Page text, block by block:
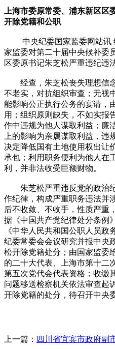
上海市委原常委、浦东新区
开除党籍和公职
中央纪委国家监委网站讯
家监委对第二十届中央候补委
区委原书记朱芝松严重违纪违
经查，朱芝松丧失理想信念
不老实，对抗组织审查；无视
能影响公正执行公务的宴请，
用；组织原则缺失，不如实报
作中违规为他人谋取利益；廉
上的影响为亲属谋取利益，
决定降低国有土地使用权出让
承包；利用职务便利为他人在
利，并非法收受巨额财物。
朱芝松严重违反党的政治纪
作纪律，构成严重职务违法并
后不收敛、不收手，性质严重
据《中国共产党纪律处分条例
《中华人民共和国公职人员
纪委常委会会议研究并报中央
松开除党籍处分；由国家监委
的二十大代表、上海市第十二
第五次党代会代表资格；收缴
问题移送检察机关依法审查起
开除党籍的处分，待召开中央
上一篇： 四川省宜宾市政府副